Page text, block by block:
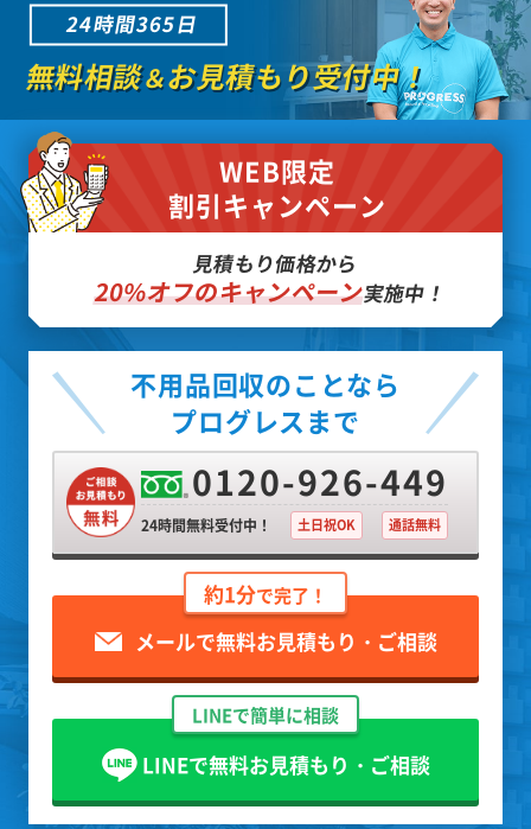
24時間365日
無料相談＆お見積もり受付中！
WEB限定
割引キャンペーン
見積もり価格から
20%オフのキャンペーン実施中！
不用品回収のことなら
プログレスまで
0120-926-449
24時間無料受付中！ 土日祝OK 通話無料
約1分で完了！
メールで無料お見積もり・ご相談
LINEで簡単に相談
LINEで無料お見積もり・ご相談